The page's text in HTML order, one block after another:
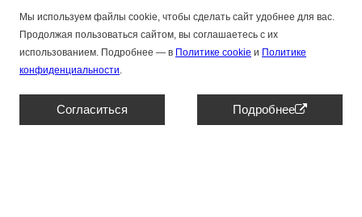
ПК "АВТООКА", ИНН 2130211045, КПП 213001001,
ОГРН 1192130006155
8 (804) 333 90 55
Штрафы
Договор оферты
Основные
Наши новости и блог
Сотрудничество
Мы используем файлы cookie, чтобы сделать сайт удобнее для вас.
Продолжая пользоваться сайтом, вы соглашаетесь с их
использованием. Подробнее — в Политике cookie и Политике
конфиденциальности.
Согласиться Подробнее